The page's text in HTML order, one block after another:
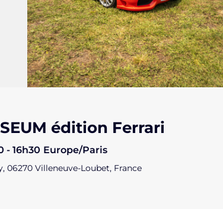
édition Ferrari
- 16h30 Europe/Paris
06270 Villeneuve-Loubet, France